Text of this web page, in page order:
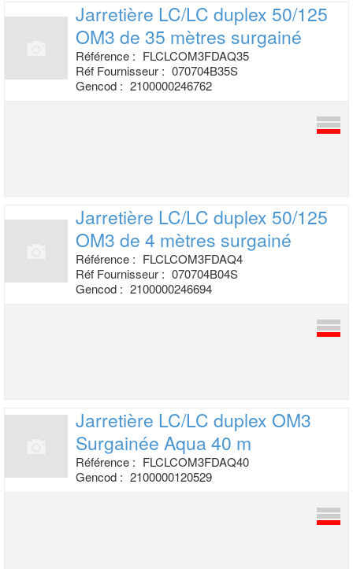
Jarretière LC/LC duplex 50/125
OM3 de 35 mètres surgainé
Référence : FLCLCOM3FDAQ35
Réf Fournisseur : 070704B35S
Gencod : 2100000246762
Jarretière LC/LC duplex 50/125
OM3 de 4 mètres surgainé
Référence : FLCLCOM3FDAQ4
Réf Fournisseur : 070704B04S
Gencod : 2100000246694
Jarretière LC/LC duplex OM3
Surgainée Aqua 40 m
Référence : FLCLCOM3FDAQ40
Gencod : 2100000120529